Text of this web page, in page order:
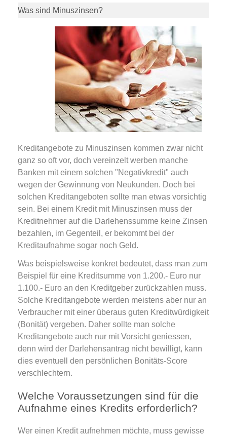
Was sind Minuszinsen?
Kreditangebote zu Minuszinsen kommen zwar nicht
ganz so oft vor, doch vereinzelt werben manche
Banken mit einem solchen "Negativkredit" auch
wegen der Gewinnung von Neukunden. Doch bei
solchen Kreditangeboten sollte man etwas vorsichtig
sein. Bei einem Kredit mit Minuszinsen muss der
Kreditnehmer auf die Darlehenssumme keine Zinsen
bezahlen, im Gegenteil, er bekommt bei der
Kreditaufnahme sogar noch Geld.
Was beispielsweise konkret bedeutet, dass man zum
Beispiel für eine Kreditsumme von 1.200.- Euro nur
1.100.- Euro an den Kreditgeber zurückzahlen muss.
Solche Kreditangebote werden meistens aber nur an
Verbraucher mit einer überaus guten Kreditwürdigkeit
(Bonität) vergeben. Daher sollte man solche
Kreditangebote auch nur mit Vorsicht geniessen,
denn wird der Darlehensantrag nicht bewilligt, kann
dies eventuell den persönlichen Bonitäts-Score
verschlechtern.
Welche Voraussetzungen sind für die
Aufnahme eines Kredits erforderlich?
Wer einen Kredit aufnehmen möchte, muss gewisse